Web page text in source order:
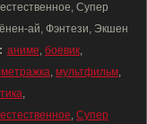
Супер
ай, Фэнтези, Экшен
аниме, боевик,
, мультфильм,
,
, Супер